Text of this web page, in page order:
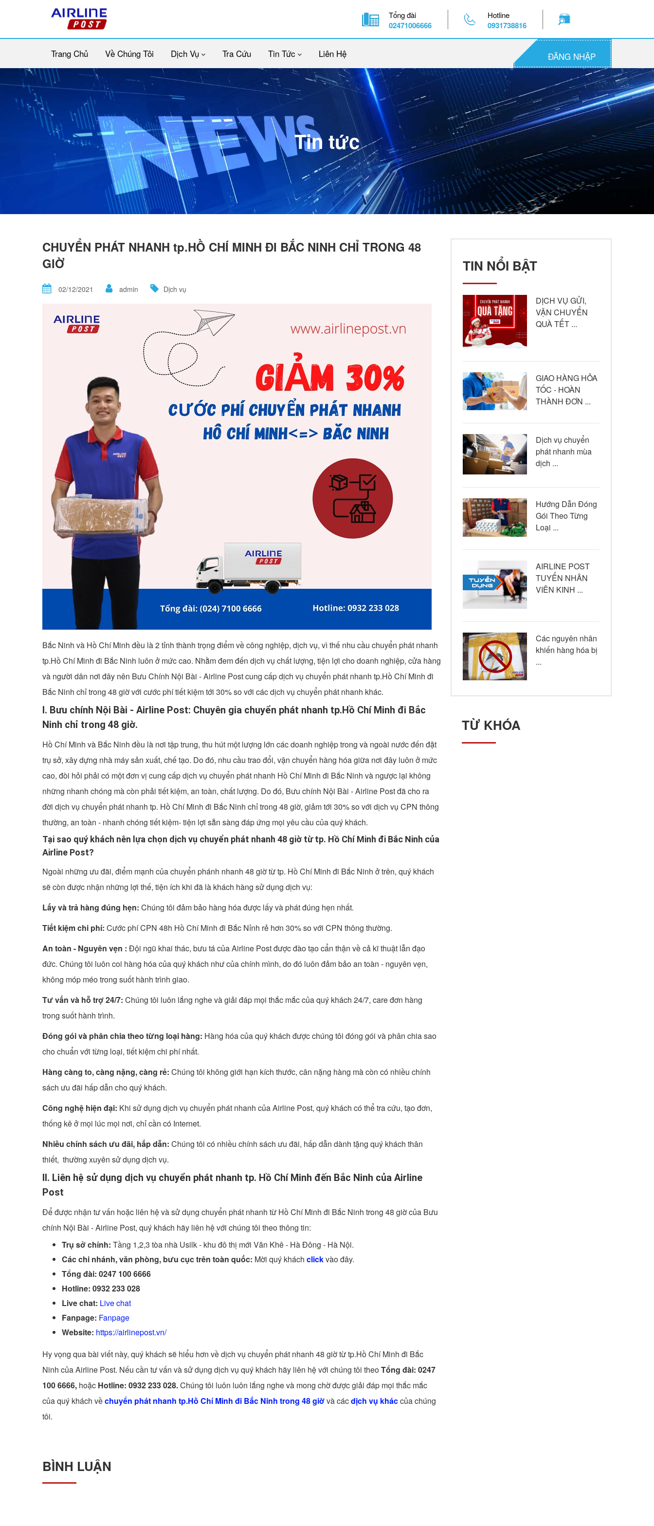
Tổng đài
02471006666
Hotline
0931738816
Trang Chủ Về Chúng Tôi Dịch Vụ Tra Cứu Tin Tức Liên Hệ ĐĂNG NHẬP
Tin tức
CHUYỂN PHÁT NHANH tp.HỒ CHÍ MINH ĐI BẮC NINH CHỈ TRONG 48
GIỜ
02/12/2021 admin Dịch vụ
Bắc Ninh và Hồ Chí Minh đều là 2 tỉnh thành trọng điểm về công nghiệp, dịch vụ, vì thế nhu cầu chuyển phát nhanh
tp.Hồ Chí Minh đi Bắc Ninh luôn ở mức cao. Nhằm đem đến dịch vụ chất lượng, tiện lợi cho doanh nghiệp, cửa hàng
và người dân nơi đây nên Bưu Chính Nội Bài - Airline Post cung cấp dịch vụ chuyển phát nhanh tp.Hồ Chí Minh đi
Bắc Ninh chỉ trong 48 giờ với cước phí tiết kiệm tới 30% so với các dịch vụ chuyển phát nhanh khác.
I. Bưu chính Nội Bài - Airline Post: Chuyên gia chuyển phát nhanh tp.Hồ Chí Minh đi Bắc
Ninh chỉ trong 48 giờ.
Hồ Chí Minh và Bắc Ninh đều là nơi tập trung, thu hút một lượng lớn các doanh nghiệp trong và ngoài nước đến đặt
trụ sở, xây dựng nhà máy sản xuất, chế tạo. Do đó, nhu cầu trao đổi, vận chuyển hàng hóa giữa nơi đây luôn ở mức
cao, đòi hỏi phải có một đơn vị cung cấp dịch vụ chuyển phát nhanh Hồ Chí Minh đi Bắc Ninh và ngược lại không
những nhanh chóng mà còn phải tiết kiệm, an toàn, chất lượng. Do đó, Bưu chính Nội Bài - Airline Post đã cho ra
đời dịch vụ chuyển phát nhanh tp. Hồ Chí Minh đi Bắc Ninh chỉ trong 48 giờ, giảm tới 30% so với dịch vụ CPN thông
thường, an toàn - nhanh chóng tiết kiệm- tiện lợi sẵn sàng đáp ứng mọi yêu cầu của quý khách.
Tại sao quý khách nên lựa chọn dịch vụ chuyển phát nhanh 48 giờ từ tp. Hồ Chí Minh đi Bắc Ninh của
Airline Post?
Ngoài những ưu đãi, điểm mạnh của chuyển phánh nhanh 48 giờ từ tp. Hồ Chí Minh đi Bắc Ninh ở trên, quý khách
sẽ còn được nhận những lợi thế, tiện ích khi đã là khách hàng sử dụng dịch vụ:
Lấy và trả hàng đúng hẹn: Chúng tôi đảm bảo hàng hóa được lấy và phát đúng hẹn nhất.
Tiết kiệm chi phí: Cước phí CPN 48h Hồ Chí Minh đi Bắc Nỉnh rẻ hơn 30% so với CPN thông thường.
An toàn - Nguyên vẹn : Đội ngũ khai thác, bưu tá của Airline Post được đào tạo cẩn thận về cả kĩ thuật lẫn đạo
đức. Chúng tôi luôn coi hàng hóa của quý khách như của chính mình, do đó luôn đảm bảo an toàn - nguyên vẹn,
không móp méo trong suốt hành trình giao.
Tư vấn và hỗ trợ 24/7: Chúng tôi luôn lắng nghe và giải đáp mọi thắc mắc của quý khách 24/7, care đơn hàng
trong suốt hành trình.
Đóng gói và phân chia theo từng loại hàng: Hàng hóa của quý khách được chúng tôi đóng gói và phân chia sao
cho chuẩn với từng loại, tiết kiệm chi phí nhất.
Hàng càng to, càng nặng, càng rẻ: Chúng tôi không giới hạn kích thước, cân nặng hàng mà còn có nhiều chính
sách ưu đãi hấp dẫn cho quý khách.
Công nghệ hiện đại: Khi sử dụng dịch vụ chuyển phát nhanh của Airline Post, quý khách có thể tra cứu, tạo đơn,
thống kê ở mọi lúc mọi nơi, chỉ cần có Internet.
Nhiều chính sách ưu đãi, hấp dẫn: Chúng tôi có nhiều chính sách ưu đãi, hấp dẫn dành tặng quý khách thân
thiết, thường xuyên sử dụng dịch vụ.
II. Liên hệ sử dụng dịch vụ chuyển phát nhanh tp. Hồ Chí Minh đến Bắc Ninh của Airline
Post
Để được nhận tư vấn hoặc liên hệ và sử dụng chuyển phát nhanh từ Hồ Chí Minh đi Bắc Ninh trong 48 giờ của Bưu
chính Nội Bài - Airline Post, quý khách hãy liên hệ với chúng tôi theo thông tin:
Trụ sở chính: Tầng 1,2,3 tòa nhà Usilk - khu đô thị mới Văn Khê - Hà Đông - Hà Nội.
Các chi nhánh, văn phòng, bưu cục trên toàn quốc: Mời quý khách clickvào đây.
Tổng đài: 0247 100 6666
Hotline: 0932 233 028
Live chat: Live chat
Fanpage: Fanpage
Website: https://airlinepost.vn/
Hy vọng qua bài viết này, quý khách sẽ hiểu hơn về dịch vụ chuyển phát nhanh 48 giờ từ tp.Hồ Chí Minh đi Bắc
Ninh của Airline Post. Nếu cần tư vấn và sử dụng dịch vụ quý khách hãy liên hệ với chúng tôi theoTổng đài: 0247
100 6666, hoặc Hotline: 0932 233 028.Chúng tôi luôn luôn lắng nghe và mong chờ được giải đáp mọi thắc mắc
của quý khách vềchuyển phát nhanh tp.Hồ Chí Minh đi Bắc Ninh trong 48 giờvà cácdịch vụ kháccủa chúng
tôi.
BÌNH LUẬN
TIN NỔI BẬT
DỊCH VỤ GỬI,
VẬN CHUYỂN
QUÀ TẾT ...
GIAO HÀNG HỎA
TỐC - HOÀN
THÀNH ĐƠN ...
Dịch vụ chuyển
phát nhanh mùa
dịch ...
Hướng Dẫn Đóng
Gói Theo Từng
Loại ...
AIRLINE POST
TUYỂN NHÂN
VIÊN KINH ...
Các nguyên nhân
khiến hàng hóa bị
...
TỪ KHÓA